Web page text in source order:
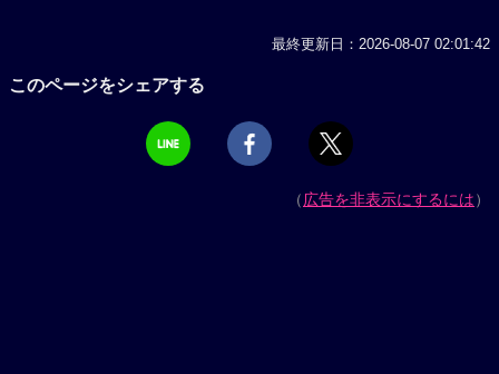
最終更新日：2026-08-07 02:01:42
このページをシェアする
（広告を非表示にするには）